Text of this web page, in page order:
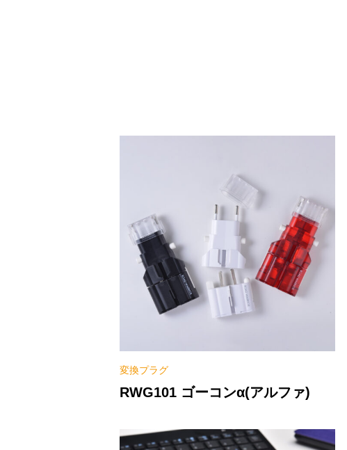
変換プラグ
RWG101 ゴーコンα(アルファ)